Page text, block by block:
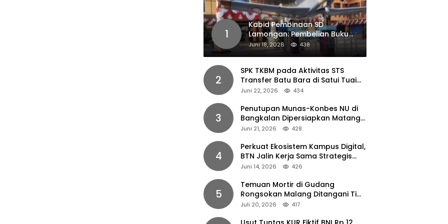
1
Kabid Pembinaan SD
Lamongan: Pembelian Buku
Pendamping Tidak Boleh
Dipaksakan
Juni 18, 2026 438
2
SPK TKBM pada Aktivitas STS
Transfer Batu Bara di Satui Tuai
Sorotan
Juni 22, 2026 434
3
Penutupan Munas-Konbes NU di
Bangkalan Dipersiapkan Matang,
Gus Ipul Turun Tangan
Juni 21, 2026 428
4
Perkuat Ekosistem Kampus Digital,
BTN Jalin Kerja Sama Strategis
dengan UNAIR
Juni 14, 2026 426
5
Temuan Mortir di Gudang
Rongsokan Malang Ditangani Tim
Gegana Polda Jatim
Juli 20, 2026 417